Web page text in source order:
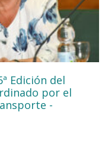
Edición del
por el
-